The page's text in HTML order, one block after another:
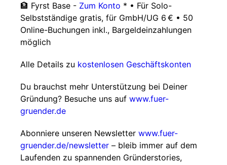
🏦 Fyrst Base - Zum Konto * • Für Solo-
Selbstständige gratis, für GmbH/UG 6 € • 50
Online-Buchungen inkl., Bargeldeinzahlungen
möglich
Alle Details zu kostenlosen Geschäftskonten
Du brauchst mehr Unterstützung bei Deiner
Gründung? Besuche uns auf www.fuer-
gruender.de
Abonniere unseren Newsletter www.fuer-
gruender.de/newsletter – bleib immer auf dem
Laufenden zu spannenden Gründerstories,